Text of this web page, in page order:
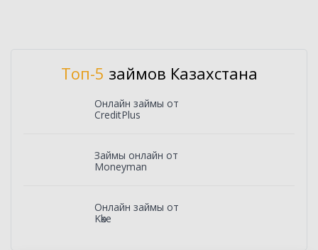
Топ-5 займов Казахстана
Онлайн займы от
CreditPlus
Займы онлайн от
Moneyman
Онлайн займы от
Kөke